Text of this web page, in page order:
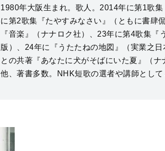
1980年大阪生まれ。歌人。2014年に第1歌
に第2歌集『たやすみなさい』（ともに書肆
『音楽』（ナナロク社）、23年に第4歌集『
版）、24年に『うたたねの地図』（実業之
との共著『あなたに犬がそばにいた夏』（
他、著書多数。NHK短歌の選者や講師として